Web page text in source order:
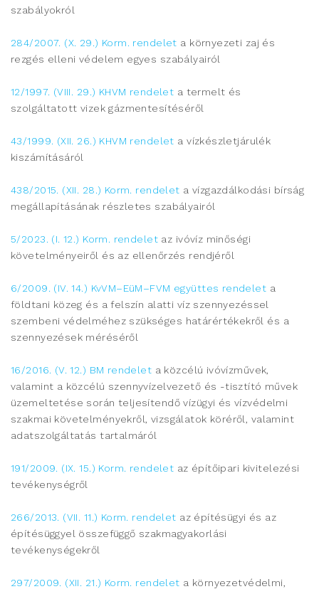
szabályokról
284/2007. (X. 29.) Korm. rendelet a környezeti zaj és
rezgés elleni védelem egyes szabályairól
12/1997. (VIII. 29.) KHVM rendelet a termelt és
szolgáltatott vizek gázmentesítéséről
43/1999. (XII. 26.) KHVM rendelet a vízkészletjárulék
kiszámításáról
438/2015. (XII. 28.) Korm. rendelet a vízgazdálkodási bírság
megállapításának részletes szabályairól
5/2023. (I. 12.) Korm. rendelet az ivóvíz minőségi
követelményeiről és az ellenőrzés rendjéről
6/2009. (IV. 14.) KvVM–EüM–FVM együttes rendelet a
földtani közeg és a felszín alatti víz szennyezéssel
szembeni védelméhez szükséges határértékekről és a
szennyezések méréséről
16/2016. (V. 12.) BM rendelet a közcélú ivóvízművek,
valamint a közcélú szennyvízelvezető és -tisztító művek
üzemeltetése során teljesítendő vízügyi és vízvédelmi
szakmai követelményekről, vizsgálatok köréről, valamint
adatszolgáltatás tartalmáról
191/2009. (IX. 15.) Korm. rendelet az építőipari kivitelezési
tevékenységről
266/2013. (VII. 11.) Korm. rendelet az építésügyi és az
építésüggyel összefüggő szakmagyakorlási
tevékenységekről
297/2009. (XII. 21.) Korm. rendelet a környezetvédelmi,